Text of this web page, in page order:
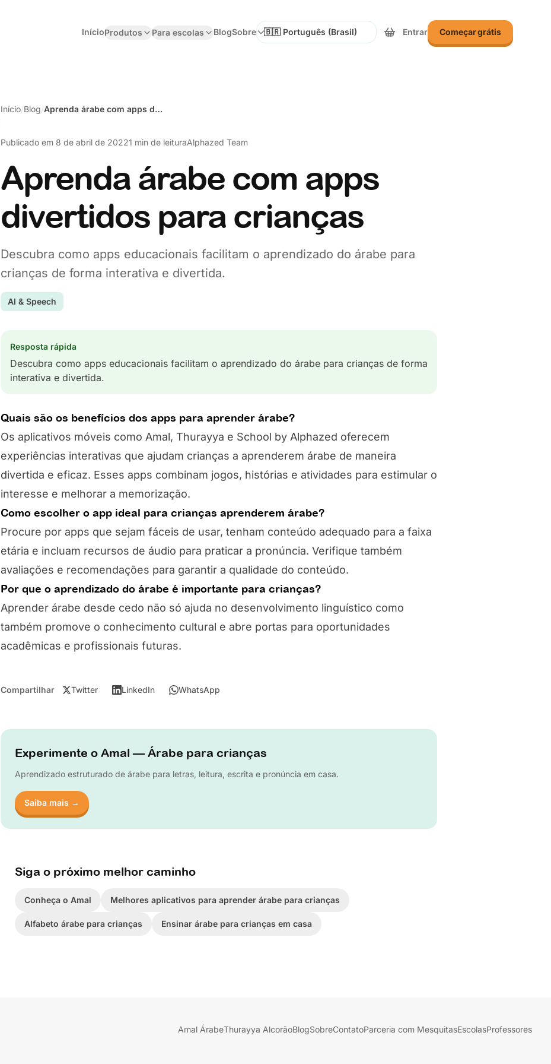
InícioProdutos Para escolas BlogSobre
Selecionar Idioma
Entrar Começar grátis
Início/Blog/ Aprenda árabe com apps divertidos para crianças
Publicado em 8 de abril de 20221 min de leituraAlphazed Team
Aprenda árabe com apps
divertidos para crianças
Descubra como apps educacionais facilitam o aprendizado do árabe para
crianças de forma interativa e divertida.
AI & Speech
Resposta rápida
Descubra como apps educacionais facilitam o aprendizado do árabe para crianças de forma
interativa e divertida.
Quais são os benefícios dos apps para aprender árabe?
Os aplicativos móveis como Amal, Thurayya e School by Alphazed oferecem
experiências interativas que ajudam crianças a aprenderem árabe de maneira
divertida e eficaz. Esses apps combinam jogos, histórias e atividades para estimular o
interesse e melhorar a memorização.
Como escolher o app ideal para crianças aprenderem árabe?
Procure por apps que sejam fáceis de usar, tenham conteúdo adequado para a faixa
etária e incluam recursos de áudio para praticar a pronúncia. Verifique também
avaliações e recomendações para garantir a qualidade do conteúdo.
Por que o aprendizado do árabe é importante para crianças?
Aprender árabe desde cedo não só ajuda no desenvolvimento linguístico como
também promove o conhecimento cultural e abre portas para oportunidades
acadêmicas e profissionais futuras.
Compartilhar Twitter LinkedIn WhatsApp
Experimente o Amal — Árabe para crianças
Aprendizado estruturado de árabe para letras, leitura, escrita e pronúncia em casa.
Saiba mais →
Siga o próximo melhor caminho
Conheça o Amal Melhores aplicativos para aprender árabe para crianças
Alfabeto árabe para crianças Ensinar árabe para crianças em casa
Amal ÁrabeThurayya AlcorãoBlogSobreContatoParceria com MesquitasEscolasProfessores